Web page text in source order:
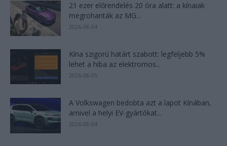
21 ezer előrendelés 20 óra alatt: a kínaiak
megrohanták az MG...
2026-08-04
Kína szigorú határt szabott: legfeljebb 5%
lehet a hiba az elektromos...
2026-08-05
A Volkswagen bedobta azt a lapot Kínában,
amivel a helyi EV-gyártókat...
2026-08-04